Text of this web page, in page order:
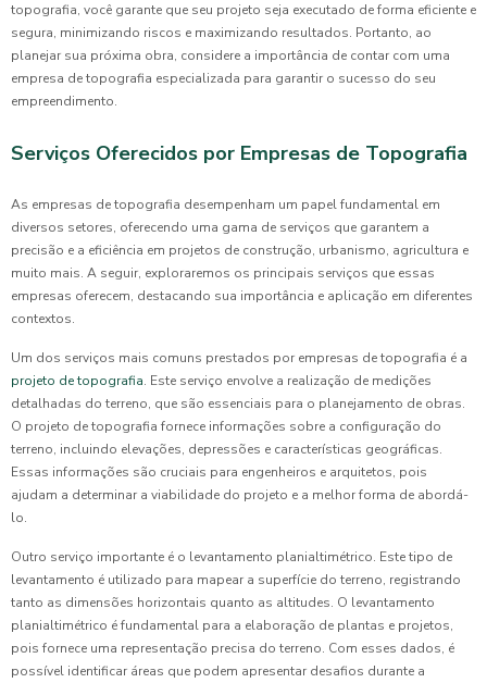
topografia, você garante que seu projeto seja executado de forma eficiente e
segura, minimizando riscos e maximizando resultados. Portanto, ao
planejar sua próxima obra, considere a importância de contar com uma
empresa de topografia especializada para garantir o sucesso do seu
empreendimento.
Serviços Oferecidos por Empresas de Topografia
As empresas de topografia desempenham um papel fundamental em
diversos setores, oferecendo uma gama de serviços que garantem a
precisão e a eficiência em projetos de construção, urbanismo, agricultura e
muito mais. A seguir, exploraremos os principais serviços que essas
empresas oferecem, destacando sua importância e aplicação em diferentes
contextos.
Um dos serviços mais comuns prestados por empresas de topografia é a
projeto de topografia. Este serviço envolve a realização de medições
detalhadas do terreno, que são essenciais para o planejamento de obras.
O projeto de topografia fornece informações sobre a configuração do
terreno, incluindo elevações, depressões e características geográficas.
Essas informações são cruciais para engenheiros e arquitetos, pois
ajudam a determinar a viabilidade do projeto e a melhor forma de abordá-
lo.
Outro serviço importante é o levantamento planialtimétrico. Este tipo de
levantamento é utilizado para mapear a superfície do terreno, registrando
tanto as dimensões horizontais quanto as altitudes. O levantamento
planialtimétrico é fundamental para a elaboração de plantas e projetos,
pois fornece uma representação precisa do terreno. Com esses dados, é
possível identificar áreas que podem apresentar desafios durante a